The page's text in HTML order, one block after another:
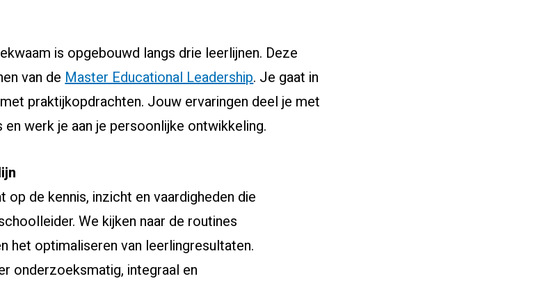
is opgebouwd langs drie leerlijnen. Deze
van deMaster Educational Leadership. Je gaat in
praktijkopdrachten. Jouw ervaringen deel je met
werk je aan je persoonlijke ontwikkeling.
op de kennis, inzicht en vaardigheden die
We kijken naar de routines
het optimaliseren van leerlingresultaten.
onderzoeksmatig, integraal en